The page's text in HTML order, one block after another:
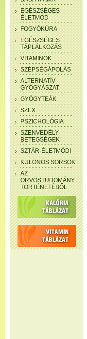
EGÉSZSÉGES
ÉLETMÓD
FOGYÓKÚRA
EGÉSZSÉGES
TÁPLÁLKOZÁS
VITAMINOK
SZÉPSÉGÁPOLÁS
ALTERNATÍV
GYÓGYÁSZAT
GYÓGYTEÁK
SZEX
PSZICHOLÓGIA
SZENVEDÉLY-
BETEGSÉGEK
SZTÁR-ÉLETMÓDI
KÜLÖNÖS SORSOK
AZ
ORVOSTUDOMÁNY
TÖRTÉNETÉBŐL